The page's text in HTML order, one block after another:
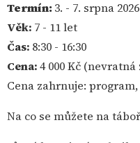
Termín:3. - 7. srpna 2026
Věk: 7 - 11 let
Čas: 8:30 - 16:30
Cena:4 000 Kč (nevratná
Cena zahrnuje:
Na co se můžete na